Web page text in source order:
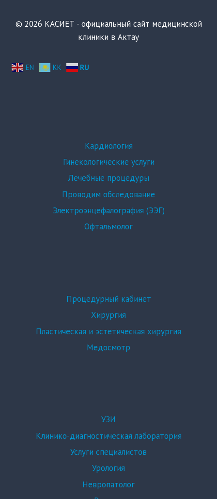
© 2026 КАСИЕТ - официальный сайт медицинской
клиники в Актау
EN KK RU
Кардиология
Гинекологические услуги
Лечебные процедуры
Проводим обследование
Электроэнцефалография (ЭЭГ)
Офтальмолог
Процедурный кабинет
Хирургия
Пластическая и эстетическая хирургия
Медосмотр
УЗИ
Клинико-диагностическая лаборатория
Услуги специалистов
Урология
Невропатолог